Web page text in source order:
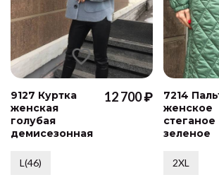
9127 Куртка
женская
голубая
демисезонная
12 700 ₽
L(46)
7214
женское
стеганое
зеленое
2XL